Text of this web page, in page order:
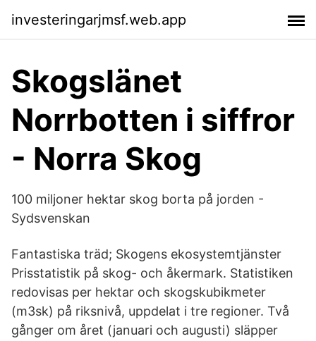
investeringarjmsf.web.app
Skogslänet
Norrbotten i siffror
- Norra Skog
100 miljoner hektar skog borta på jorden -
Sydsvenskan
Fantastiska träd; Skogens ekosystemtjänster
Prisstatistik på skog- och åkermark. Statistiken
redovisas per hektar och skogskubikmeter
(m3sk) på riksnivå, uppdelat i tre regioner. Två
gånger om året (januari och augusti) släpper